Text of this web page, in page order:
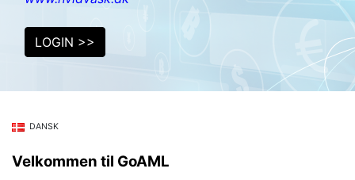
LOGIN >>
DANSK
Velkommen til GoAML